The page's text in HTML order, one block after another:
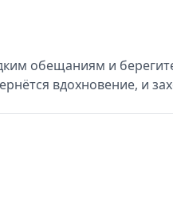
обещаниям и
вдохновение, и